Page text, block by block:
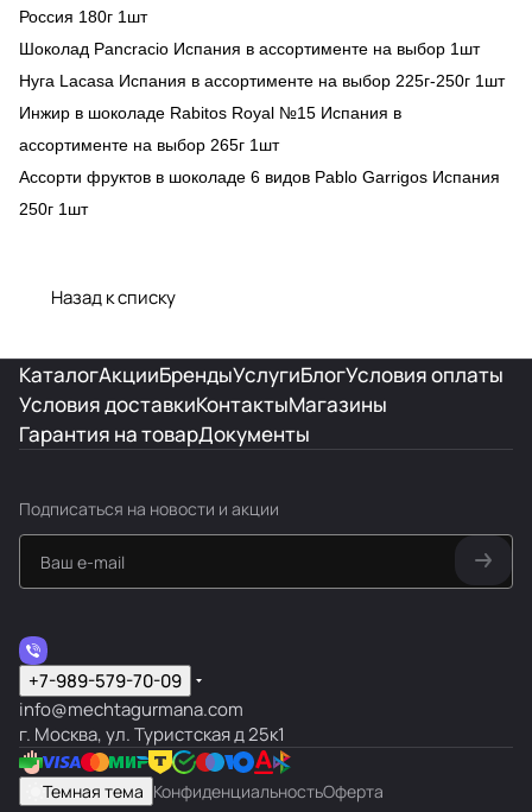
Россия 180г 1шт
Шоколад Pancracio Испания в ассортименте на выбор 1шт
Нуга Lacasa Испания в ассортименте на выбор 225г-250г 1шт
Инжир в шоколаде Rabitos Royal №15 Испания в
ассортименте на выбор 265г 1шт
Ассорти фруктов в шоколаде 6 видов Pablo Garrigos Испания
250г 1шт
Назад к списку
КаталогАкцииБрендыУслугиБлогУсловия оплаты
Условия доставкиКонтактыМагазины
Гарантия на товарДокументы
Подписаться на новости и акции
+7-989-579-70-09
info@mechtagurmana.com
г. Москва, ул. Туристская д 25к1
Темная тема КонфиденциальностьОферта